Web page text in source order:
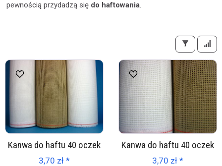
pewnością przydadzą się do haftowania.
Kanwa do haftu 40 oczek
3,70 zł *
Kanwa do haftu 40 oczek
3,70 zł *